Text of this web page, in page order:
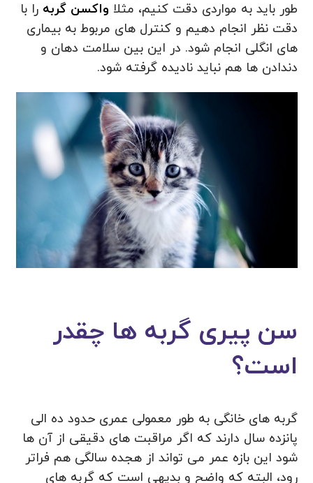
طور باید به مواردی دقت کنیم، مثلا واکسن گربه را با
دقت نظر انجام دهیم و کنترل های مربوط به بیماری
های انگلی انجام شود. در این بین سلامت دهان و
دندادن ها هم نباید نادیده گرفته شود.
سن پیری گربه ها چقدر
است؟
گربه های خانگی به طور معمولی عمری حدود ده الی
پانزده سال دارند که اگر مراقبت های دقیقی از آن ها
شود این بازه عمر می تواند از هجده سالگی هم فراتر
رود، البته که واضح و بدیهی است که گربه های